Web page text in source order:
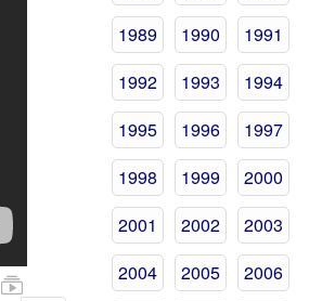
1989
1990
1991
1992
1993
1994
1995
1996
1997
1998
1999
2000
2001
2002
2003
2004
2005
2006